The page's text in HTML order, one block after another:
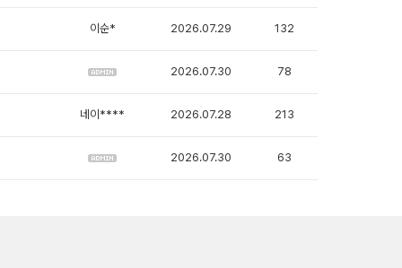
이순* 2026.07.29 132
2026.07.30 78
네이**** 2026.07.28 213
2026.07.30 63